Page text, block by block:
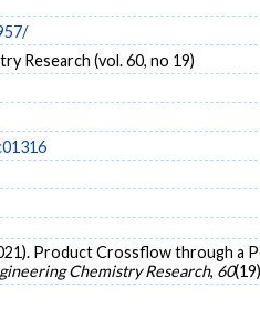
Research (vol. 60, no 19)
Product Crossflow through
Chemistry Research, 60